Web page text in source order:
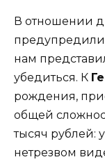
В отношении
предупредили
нам
убедиться. К
рождения,
общей
тысяч рублей:
нетрезвом